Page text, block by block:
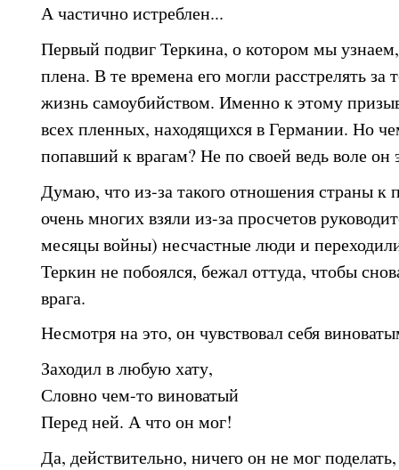
А частично истреблен...
Первый подвиг Теркина, о котором мы
плена. В те времена его могли расстрелять за
жизнь самоубийством. Именно к этому
всех пленных, находящихся в Германии. Но
попавший к врагам? Не по своей ведь воле он
Думаю, что из-за такого отношения страны к
очень многих взяли из-за просчетов
месяцы войны) несчастные люди и
Теркин не побоялся, бежал оттуда, чтобы
врага.
Несмотря на это, он чувствовал себя
Заходил в любую хату,
Словно чем-то виноватый
Перед ней. А что он мог!
Да, действительно, ничего он не мог